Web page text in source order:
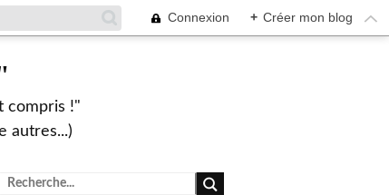
Connexion + Créer mon blog
compris !"
autres...)